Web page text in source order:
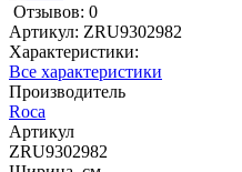
Отзывов: 0
Артикул: ZRU9302982
Характеристики:
Все характеристики
Производитель
Roca
Артикул
ZRU9302982